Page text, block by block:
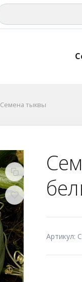
Семена тыквы
Артикул: